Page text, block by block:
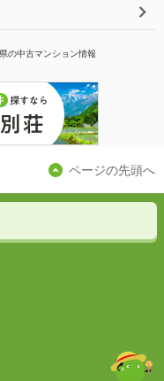
の中古マンション情報
ページの先頭へ